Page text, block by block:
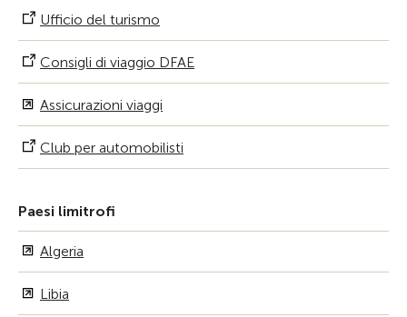
Ufficio del turismo
Consigli di viaggio DFAE
Assicurazioni viaggi
Club per automobilisti
Paesi limitrofi
Algeria
Libia